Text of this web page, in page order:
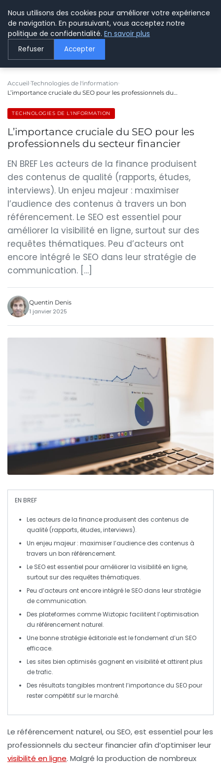
LE WEBMARKETING
Accueil Technologies de l'information
L’importance cruciale du SEO pour les professionnels du…
TECHNOLOGIES DE L'INFORMATION
L’importance cruciale du SEO pour les
professionnels du secteur financier
EN BREF Les acteurs de la finance produisent
des contenus de qualité (rapports, études,
interviews). Un enjeu majeur : maximiser
l’audience des contenus à travers un bon
référencement. Le SEO est essentiel pour
améliorer la visibilité en ligne, surtout sur des
requêtes thématiques. Peu d’acteurs ont
encore intégré le SEO dans leur stratégie de
communication. […]
Quentin Denis
1 janvier 2025
EN BREF
Les acteurs de la financeproduisent des contenus de
qualité (rapports, études, interviews).
Un enjeu majeur : maximiser l’audience des contenus à
travers un bon référencement.
Le SEO est essentiel pour améliorer la visibilité en ligne,
surtout sur des requêtes thématiques.
Peu d’acteurs ont encore intégré le SEO dans leur stratégie
de communication.
Des plateformes commeWiztopic facilitent l’optimisation
du référencement naturel.
Une bonne stratégie éditoriale est le fondement d’un SEO
efficace.
Les sites bien optimisés gagnent en visibilité et attirent plus
de trafic.
Des résultats tangibles montrent l’importance du SEOpour
rester compétitif sur le marché.
Le référencement naturel, ou SEO, est essentiel pour les
professionnels du secteur financierafin d’optimiser leur
visibilité en ligne. Malgré la production de nombreux
Nous utilisons des cookies pour améliorer votre expérience
de navigation. En poursuivant, vous acceptez notre
politique de confidentialité. En savoir plus
Refuser Accepter